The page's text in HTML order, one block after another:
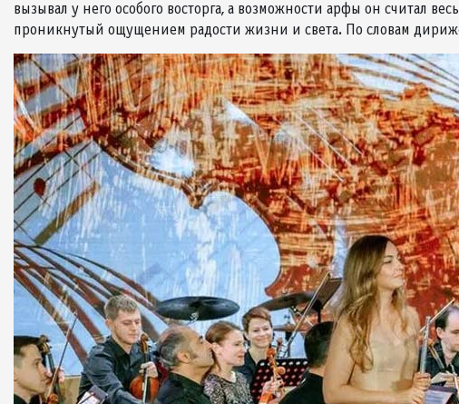
вызывал у него особого восторга, а возможности арфы он считал
проникнутый ощущением радости жизни и света. По словам